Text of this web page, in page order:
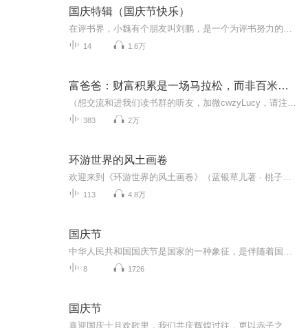
国庆特辑（国庆节快乐）
14 1.6万
富爸爸：财富积累是一场马拉松，而非百米冲刺
383 2万
环游世界的风土画卷
113 4.8万
国庆节
8 1726
国庆节